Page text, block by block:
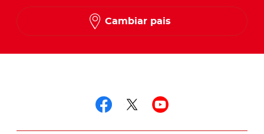
French
Cambiar pais